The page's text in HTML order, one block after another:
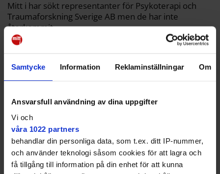
Samtycke Information Reklaminställningar Om
Ansvarsfull användning av dina uppgifter
Vi och
våra 1022 partners
behandlar din personliga data, som t.ex. ditt IP-nummer,
och använder teknologi såsom cookies för att lagra och
få tillgång till information på din enhet för att kunna
Mitt i har sökt representanter för Psykoterapi och
Traumaforskning Sverige AB men de har inte
återkommit.
Hänvisas till andra mottagningar
Två dagar senare har Maria Lilja fortfarande inte fått
svar på meddelandet som lämnades till BUMM i
Högdalen.
Det känns som att vi lämnas
lite vind för våg.